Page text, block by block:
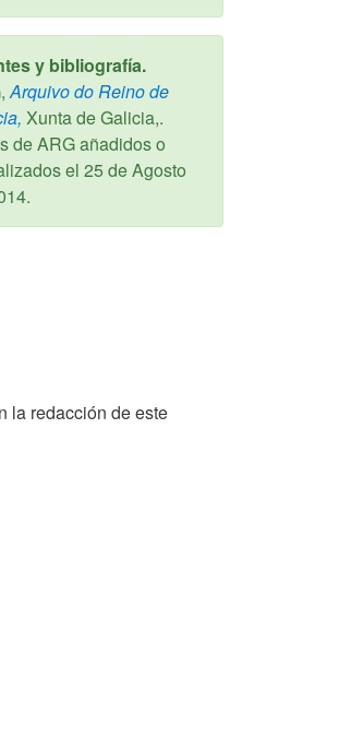
y bibliografía.
Arquivo do Reino de
Xunta de Galicia,.
de ARG añadidos o
el 25 de Agosto
.
la redacción de este